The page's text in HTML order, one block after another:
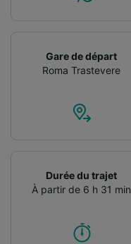
Gare de départ
Roma Trastevere
Durée du trajet
À partir de 6 h 31 min